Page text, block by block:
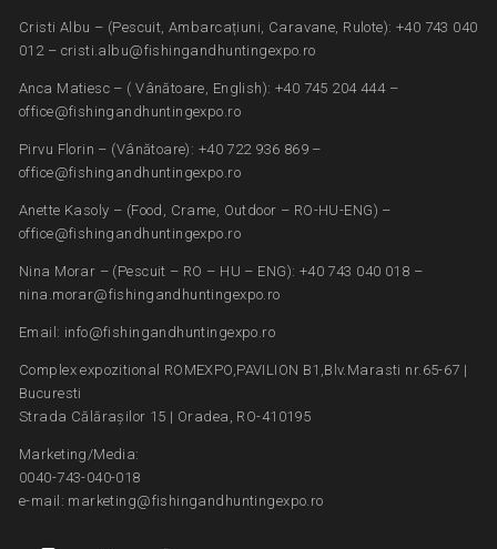
Cristi Albu – (Pescuit, Ambarcațiuni, Caravane, Rulote): +40 743 040
012 – cristi.albu@fishingandhuntingexpo.ro
Anca Matiesc – ( Vânătoare, English): +40 745 204 444 –
office@fishingandhuntingexpo.ro
Pirvu Florin – (Vânătoare): +40 722 936 869 –
office@fishingandhuntingexpo.ro
Anette Kasoly – (Food, Crame, Outdoor – RO-HU-ENG) –
office@fishingandhuntingexpo.ro
Nina Morar – (Pescuit – RO – HU – ENG): +40 743 040 018 –
nina.morar@fishingandhuntingexpo.ro
Email: info@fishingandhuntingexpo.ro
Complex expozitional ROMEXPO,PAVILION B1,Blv.Marasti nr.65-67 |
Bucuresti
Strada Călărașilor 15 | Oradea, RO-410195
Marketing/Media:
0040-743-040-018
e-mail: marketing@fishingandhuntingexpo.ro